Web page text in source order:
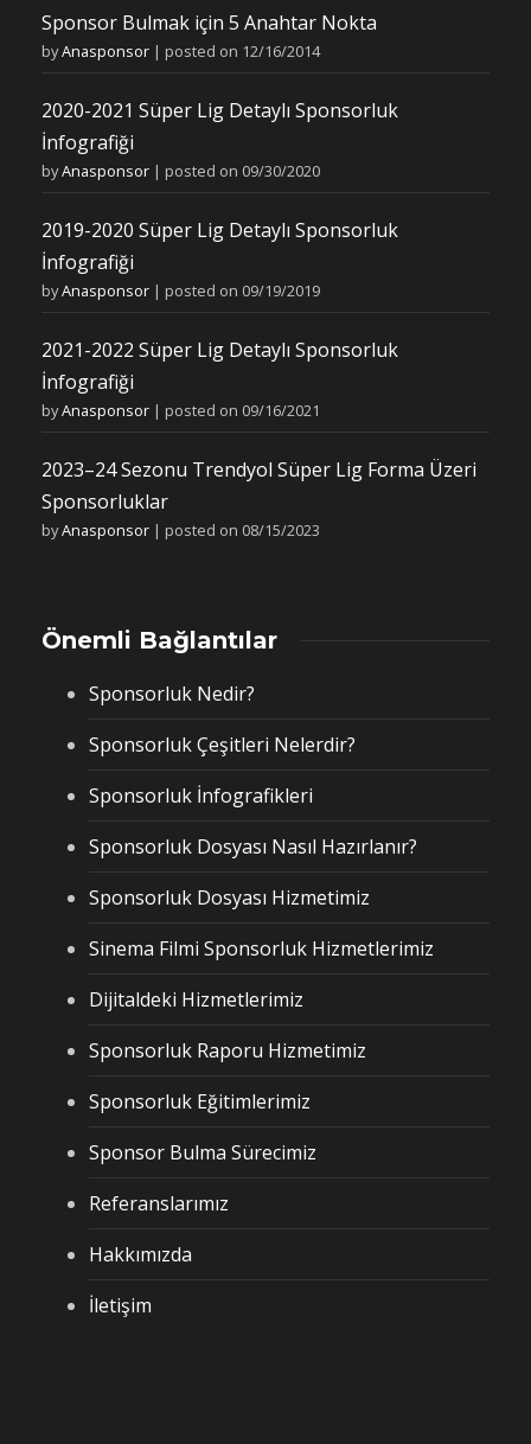
Sponsor Bulmak için 5 Anahtar Nokta
byAnasponsor | posted on 12/16/2014
2020-2021 Süper Lig Detaylı Sponsorluk
İnfografiği
byAnasponsor | posted on 09/30/2020
2019-2020 Süper Lig Detaylı Sponsorluk
İnfografiği
byAnasponsor | posted on 09/19/2019
2021-2022 Süper Lig Detaylı Sponsorluk
İnfografiği
byAnasponsor | posted on 09/16/2021
2023–24 Sezonu Trendyol Süper Lig Forma Üzeri
Sponsorluklar
byAnasponsor | posted on 08/15/2023
Önemli Bağlantılar
Sponsorluk Nedir?
Sponsorluk Çeşitleri Nelerdir?
Sponsorluk İnfografikleri
Sponsorluk Dosyası Nasıl Hazırlanır?
Sponsorluk Dosyası Hizmetimiz
Sinema Filmi Sponsorluk Hizmetlerimiz
Dijitaldeki Hizmetlerimiz
Sponsorluk Raporu Hizmetimiz
Sponsorluk Eğitimlerimiz
Sponsor Bulma Sürecimiz
Referanslarımız
Hakkımızda
İletişim